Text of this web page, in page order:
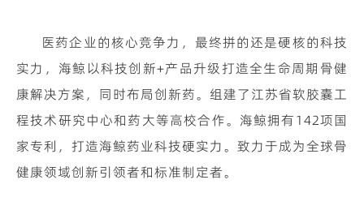
医药企业的核心竞争力，最终拼的还是硬核的科技
实力，海鲸以科技创新+产品升级打造全生命周期骨健
康解决方案，同时布局创新药。组建了江苏省软胶囊工
程技术研究中心和药大等高校合作。海鲸拥有142项国
家专利，打造海鲸药业科技硬实力。致力于成为全球骨
健康领域创新引领者和标准制定者。